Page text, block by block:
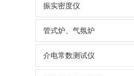
振实密度仪
管式炉、气氛炉
介电常数测试仪